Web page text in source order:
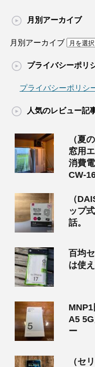
月別アーカイブ
月別アーカイブ
プライバシーポリ
プライバシーポリシ
人気のレビュー記
（夏
窓用
消費
CW-
（
ップ
話。
百均
は使
A5
ー
（セ